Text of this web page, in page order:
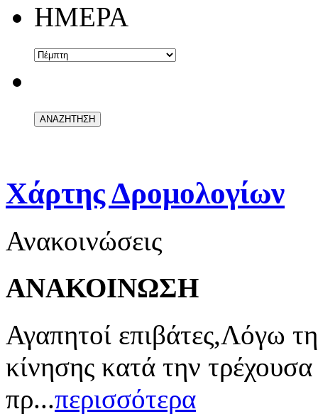
ΗΜΕΡΑ
Χάρτης Δρομολογίων
Ανακοινώσεις
ΑΝΑΚΟΙΝΩΣΗ
Αγαπητοί επιβάτες,Λόγω
κίνησης κατά την
πρ...περισσότερα